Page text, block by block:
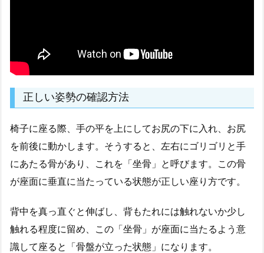
正しい姿勢の確認方法
椅子に座る際、手の平を上にしてお尻の下に入れ、お尻
を前後に動かします。そうすると、左右にゴリゴリと手
にあたる骨があり、これを「坐骨」と呼びます。この骨
が座面に垂直に当たっている状態が正しい座り方です。
背中を真っ直ぐと伸ばし、背もたれには触れないか少し
触れる程度に留め、この「坐骨」が座面に当たるよう意
識して座ると「骨盤が立った状態」になります。